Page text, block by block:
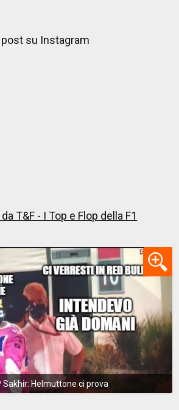
su Instagram
T&F - I Top e Flop della F1
Sakhir: Helmuttone ci prova